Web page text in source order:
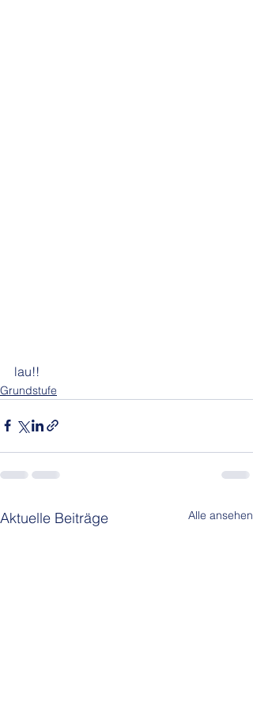
lau!!
Grundstufe
Aktuelle Beiträge Alle ansehen